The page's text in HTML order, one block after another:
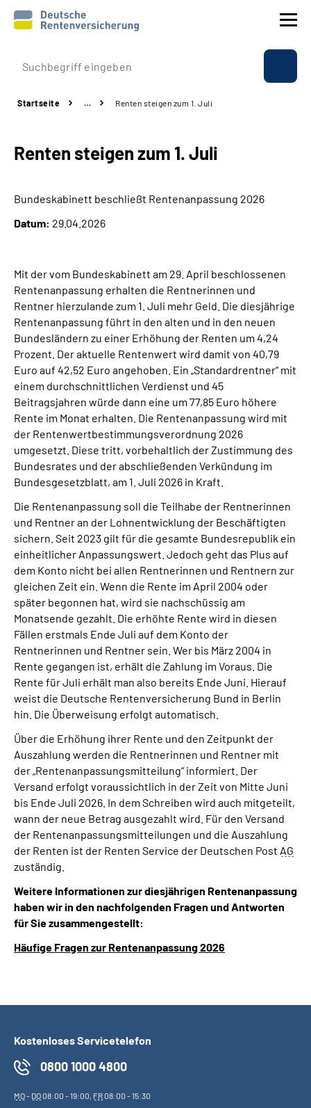
Prävention
Rente
Beratung & Kontakt
Experten
Über uns & Presse
Online-Services
Suche
Language
Inhalte in Gebärdensprache (DGS)
Leichte Sprache
Mein Kundenportal
Startseite … Renten steigen zum 1. Juli
Renten steigen zum 1. Juli
Bundeskabinett beschließt Rentenanpassung 2026
Datum: 29.04.2026
Mit der vom Bundeskabinett am 29. April beschlossenen
Rentenanpassung erhalten die Rentnerinnen und
Rentner hierzulande zum 1. Juli mehr Geld. Die diesjährige
Rentenanpassung führt in den alten und in den neuen
Bundesländern zu einer Erhöhung der Renten um 4,24
Prozent. Der aktuelle Rentenwert wird damit von 40,79
Euro auf 42,52 Euro angehoben. Ein „Standardrentner“ mit
einem durchschnittlichen Verdienst und 45
Beitragsjahren würde dann eine um 77,85 Euro höhere
Rente im Monat erhalten. Die Rentenanpassung wird mit
der Rentenwertbestimmungsverordnung 2026
umgesetzt. Diese tritt, vorbehaltlich der Zustimmung des
Bundesrates und der abschließenden Verkündung im
Bundesgesetzblatt, am 1. Juli 2026 in Kraft.
Die Rentenanpassung soll die Teilhabe der Rentnerinnen
und Rentner an der Lohnentwicklung der Beschäftigten
sichern. Seit 2023 gilt für die gesamte Bundesrepublik ein
einheitlicher Anpassungswert. Jedoch geht das Plus auf
dem Konto nicht bei allen Rentnerinnen und Rentnern zur
gleichen Zeit ein. Wenn die Rente im April 2004 oder
später begonnen hat, wird sie nachschüssig am
Monatsende gezahlt. Die erhöhte Rente wird in diesen
Fällen erstmals Ende Juli auf dem Konto der
Rentnerinnen und Rentner sein. Wer bis März 2004 in
Rente gegangen ist, erhält die Zahlung im Voraus. Die
Rente für Juli erhält man also bereits Ende Juni. Hierauf
weist die Deutsche Rentenversicherung Bund in Berlin
hin. Die Überweisung erfolgt automatisch.
Über die Erhöhung ihrer Rente und den Zeitpunkt der
Auszahlung werden die Rentnerinnen und Rentner mit
der „Rentenanpassungsmitteilung“ informiert. Der
Versand erfolgt voraussichtlich in der Zeit von Mitte Juni
bis Ende Juli 2026. In dem Schreiben wird auch mitgeteilt,
wann der neue Betrag ausgezahlt wird. Für den Versand
der Rentenanpassungsmitteilungen und die Auszahlung
der Renten ist der Renten Service der Deutschen Post AG
zuständig.
Weitere Informationen zur diesjährigen Rentenanpassung
haben wir in den nachfolgenden Fragen und Antworten
für Sie zusammengestellt:
Häufige Fragen zur Rentenanpassung 2026
Kostenloses Servicetelefon
0800 1000 4800
MO- DO08:00 - 19:00, FR08:00 - 15:30